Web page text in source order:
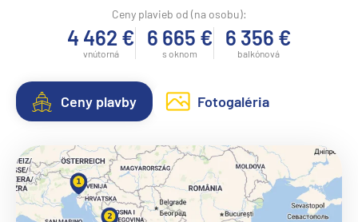
Ceny plavieb od (na osobu):
4 462 €
vnútorná
6 665 €
s oknom
6 356 €
balkónová
Ceny plavby Fotogaléria